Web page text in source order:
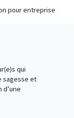
pour entreprise
qui
sagesse et